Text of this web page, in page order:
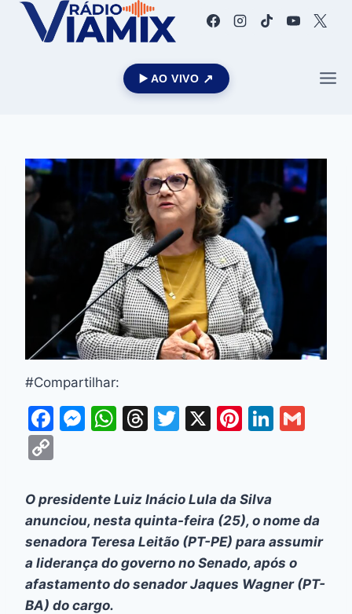
▶️ AO VIVO
#Compartilhar:
F
e
b
o
o
k
M
s
e
n
g
er
W
s
A
p
p
T
a
d
s
T
er
X
Pi
e
st
Li
dI
n
p
y
Li
n
k
O presidente Luiz Inácio Lula da Silva
anunciou, nesta quinta-feira (25), o nome da
senadora Teresa Leitão (PT-PE) para assumir
a liderança do governo no Senado, após o
afastamento do senador Jaques Wagner (PT-
BA) do cargo.